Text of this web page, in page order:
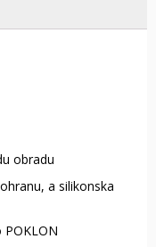
obradu
a silikonska